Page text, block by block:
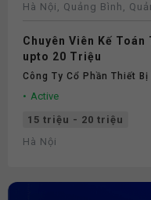
Hà Nội, Quảng Bình,
Chuyên Viên Kế Toán
upto 20 Triệu
Công Ty Cổ Phần Thiết Bị
Active
15 triệu - 20 triệu
Hà Nội